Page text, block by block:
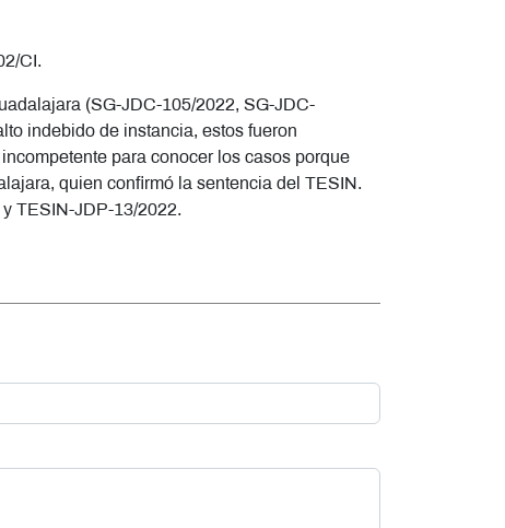
CI.
(SG-JDC-105/2022, SG-JDC-
indebido de instancia, estos fueron
para conocer los casos porque
quien confirmó la sentencia del TESIN.
TESIN-JDP-13/2022.